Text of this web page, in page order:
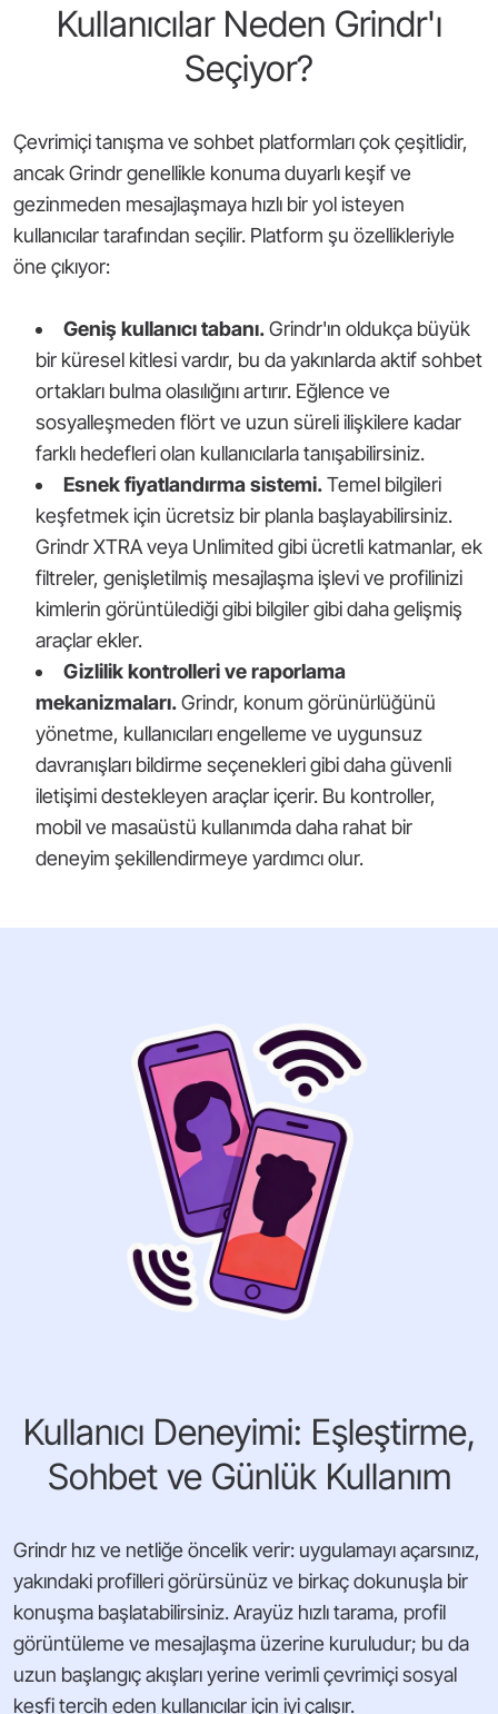
Kullanıcılar Neden Grindr'ı
Seçiyor?
Çevrimiçi tanışma ve sohbet platformları çok çeşitlidir,
ancak Grindr genellikle konuma duyarlı keşif ve
gezinmeden mesajlaşmaya hızlı bir yol isteyen
kullanıcılar tarafından seçilir. Platform şu özellikleriyle
öne çıkıyor:
Geniş kullanıcı tabanı.Grindr'ın oldukça büyük
bir küresel kitlesi vardır, bu da yakınlarda aktif sohbet
ortakları bulma olasılığını artırır. Eğlence ve
sosyalleşmeden flört ve uzun süreli ilişkilere kadar
farklı hedefleri olan kullanıcılarla tanışabilirsiniz.
Esnek fiyatlandırma sistemi.Temel bilgileri
keşfetmek için ücretsiz bir planla başlayabilirsiniz.
Grindr XTRA veya Unlimited gibi ücretli katmanlar, ek
filtreler, genişletilmiş mesajlaşma işlevi ve profilinizi
kimlerin görüntülediği gibi bilgiler gibi daha gelişmiş
araçlar ekler.
Gizlilik kontrolleri ve raporlama
mekanizmaları.Grindr, konum görünürlüğünü
yönetme, kullanıcıları engelleme ve uygunsuz
davranışları bildirme seçenekleri gibi daha güvenli
iletişimi destekleyen araçlar içerir. Bu kontroller,
mobil ve masaüstü kullanımda daha rahat bir
deneyim şekillendirmeye yardımcı olur.
Kullanıcı Deneyimi: Eşleştirme,
Sohbet ve Günlük Kullanım
Grindr hız ve netliğe öncelik verir: uygulamayı açarsınız,
yakındaki profilleri görürsünüz ve birkaç dokunuşla bir
konuşma başlatabilirsiniz. Arayüz hızlı tarama, profil
görüntüleme ve mesajlaşma üzerine kuruludur; bu da
uzun başlangıç akışları yerine verimli çevrimiçi sosyal
keşfi tercih eden kullanıcılar için iyi çalışır.